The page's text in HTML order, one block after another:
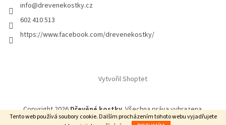
Tento web používá soubory cookie. Dalším procházením tohoto webu vyjadřujete
info@drevenekostky.cz
602 410 513
https://www.facebook.com/drevenekostky/
Vytvořil Shoptet
Copyright 2026Dřevěné kostky. Všechna práva vyhrazena.